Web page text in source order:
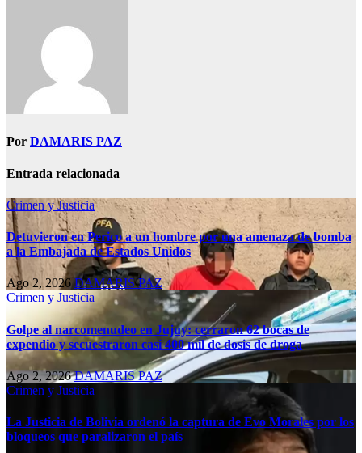
Por DAMARIS PAZ
Entrada relacionada
Crimen y Justicia
Detuvieron en Perico a un hombre por una amenaza de bomba
a la Embajada de Estados Unidos
Ago 2, 2026DAMARIS PAZ
Crimen y Justicia
Golpe al narcomenudeo en Jujuy: cerraron 62 bocas de
expendio y secuestraron casi 400 mil de dosis de droga
Ago 2, 2026DAMARIS PAZ
Crimen y Justicia
La Justicia de Bolivia ordenó la captura de Evo Morales por los
bloqueos que paralizaron el país